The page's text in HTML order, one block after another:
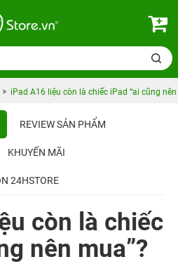
iPad A16 liệu còn là chiếc iPad “ai cũng nên
REVIEW SẢN PHẨM
KHUYẾN MÃI
24HSTORE
còn là chiếc
nên mua”?